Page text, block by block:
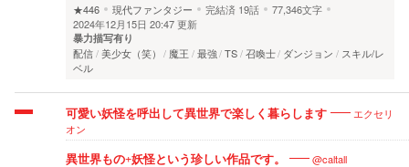
★446
現代ファンタジー 完結済 19話
77,346文字
2024年12月15日 20:47 更新
暴力描写有り
配信 美少女（笑） 魔王 最強 TS 召喚士 ダンジョン
スキル/レ
ベル
可愛い妖怪を呼出して異世界で楽しく暮らします
エクセリ
オン
異世界もの+妖怪という珍しい作品です。 @caltall